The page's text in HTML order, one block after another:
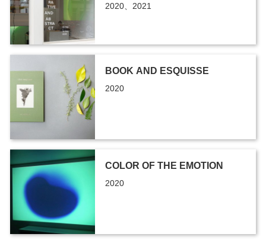
2020、2021
BOOK AND ESQUISSE
2020
COLOR OF THE EMOTION
2020